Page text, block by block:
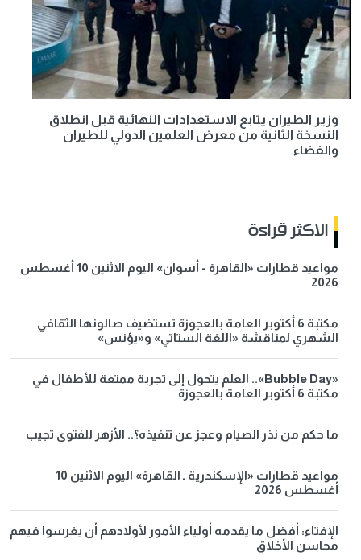
وزير الطيران يتابع الاستعدادات النهائية قبل انطلاق
النسخة الثانية من معرض العلمين الدولي للطيران
والفضاء
الاكثر قراءة
مواعيد قطارات «القاهرة - أسوان» اليوم الاثنين 10 أغسطس
2026
مكتبة 6 أكتوبر العامة بالعجوزة تستضيف صالونها الثقافي
الشهري لمناقشة «اللغة الستاتي» و«يؤنس»
«Bubble Day».. العلم يتحول إلى تجربة ممتعة للأطفال في
مكتبة 6 أكتوبر العامة بالعجوزة
ما حكم من نذر الصيام وعجز عن تنفيذه؟.. الأزهر للفتوى تجيب
مواعيد قطارات «الإسكندرية ـ القاهرة» اليوم الاثنين 10
أغسطس 2026
الإفتاء: أفضل ما يقدمه أولياء الأمور لأولادهم أن يغرسوا فيهم
محاسن الأخلاق